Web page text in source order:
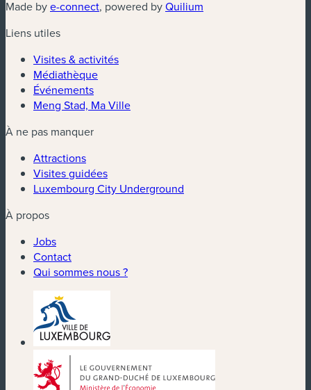
Made bye-connect(nouvelle fenêtre)
, powered byQuilium
Liens utiles
Visites & activités
Médiathèque
Événements
Meng Stad, Ma Ville
À ne pas manquer
Attractions
Visites guidées
Luxembourg City Underground
À propos
Jobs
Contact
Qui sommes nous ?